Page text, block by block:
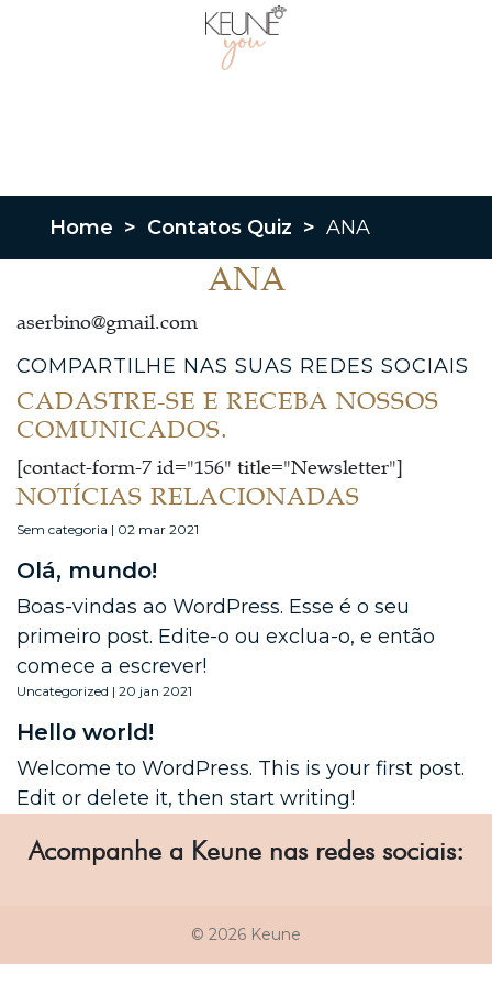
Home > Contatos Quiz > ANA
ANA
aserbino@gmail.com
COMPARTILHE NAS SUAS REDES SOCIAIS
CADASTRE-SE E RECEBA NOSSOS
COMUNICADOS.
[contact-form-7 id="156" title="Newsletter"]
NOTÍCIAS RELACIONADAS
Sem categoria | 02 mar 2021
Olá, mundo!
Boas-vindas ao WordPress. Esse é o seu
primeiro post. Edite-o ou exclua-o, e então
comece a escrever!
Uncategorized | 20 jan 2021
Hello world!
Welcome to WordPress. This is your first post.
Edit or delete it, then start writing!
Acompanhe a Keune nas redes sociais:
© 2026 Keune